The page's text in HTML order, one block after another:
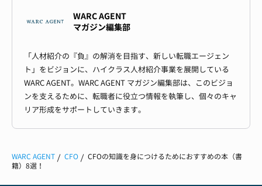
WARC AGENT
マガジン編集部
「人材紹介の『負』の解消を目指す、新しい転職エージェン
ト」をビジョンに、ハイクラス人材紹介事業を展開している
WARC AGENT。WARC AGENT マガジン編集部は、このビジョ
ンを支えるために、転職者に役立つ情報を執筆し、個々のキャ
リア形成をサポートしていきます。
WARC AGENT CFO
CFOの知識を身につけるためにおすすめの本（書
籍）8選！